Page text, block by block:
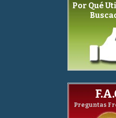
Por Qué
Preguntas